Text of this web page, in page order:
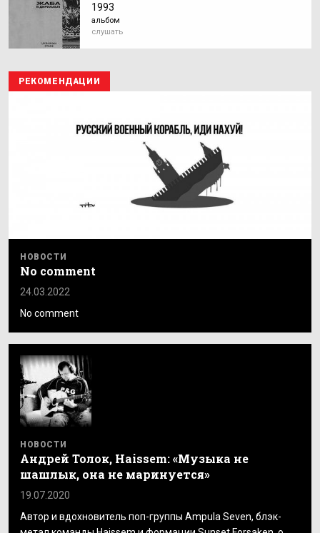
1993
альбом
слушать
РЕКОМЕНДАЦИИ
НОВОСТИ
No comment
24.03.2022
No comment
НОВОСТИ
Андрей Толок, Haissem: «Музыка не
шашлык, она не маринуется»
19.07.2020
Автор и вдохновитель поп-группы Ampula Seven, блэк-